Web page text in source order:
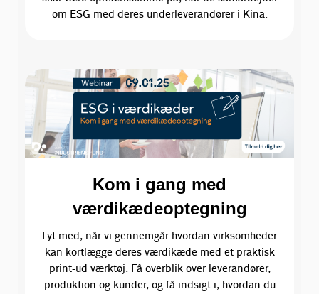
om ESG med deres underleverandører i Kina.
Kom i gang med
værdikædeoptegning
Lyt med, når vi gennemgår hvordan virksomheder
kan kortlægge deres værdikæde med et praktisk
print-ud værktøj. Få overblik over leverandører,
produktion og kunder, og få indsigt i, hvordan du